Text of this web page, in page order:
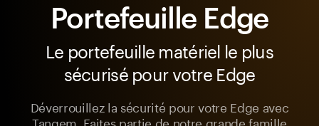
Portefeuille Edge
Le portefeuille matériel le plus
sécurisé pour votre Edge
Déverrouillez la sécurité pour votre Edge avec
Tangem. Faites partie de notre grande famille